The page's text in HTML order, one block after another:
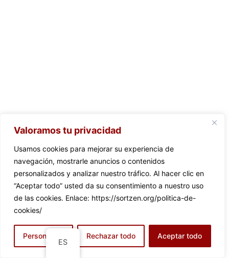
Valoramos tu privacidad
Usamos cookies para mejorar su experiencia de
navegación, mostrarle anuncios o contenidos
personalizados y analizar nuestro tráfico. Al hacer clic en
“Aceptar todo” usted da su consentimiento a nuestro uso
de las cookies. Enlace: https://sortzen.org/politica-de-
cookies/
Personalizar Rechazar todo Aceptar todo
ES